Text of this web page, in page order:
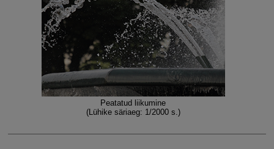
Peatatud liikumine
(Lühike säriaeg: 1/2000 s.)